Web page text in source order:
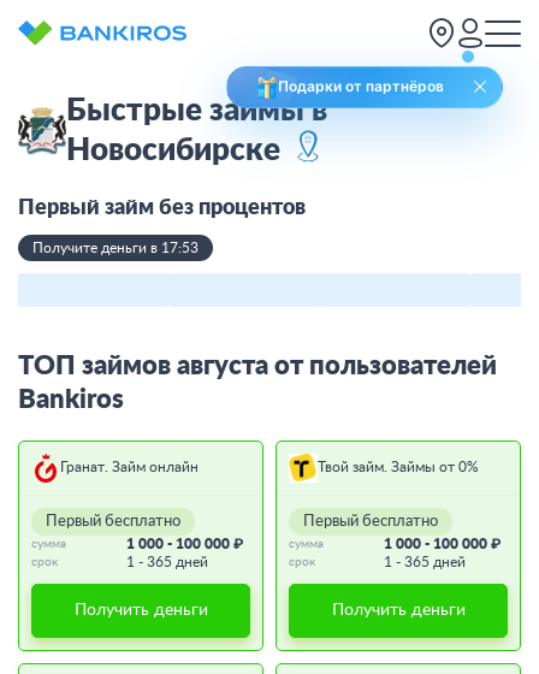
Подарки от партнёров
Быстрые займы в
Новосибирске
Первый займ без процентов
Получите деньги в 17:53
ТОП займов августа от пользователей
Bankiros
Гранат. Займ онлайн
Первый бесплатно
сумма 1 000 - 100 000 ₽
срок 1 - 365 дней
Получить деньги
Твой займ. Займы от 0%
Первый бесплатно
сумма 1 000 - 100 000 ₽
срок 1 - 365 дней
Получить деньги